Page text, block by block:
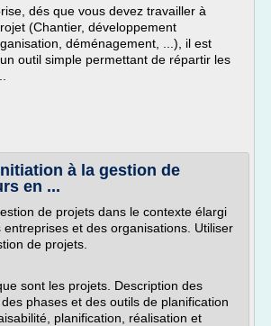
dés que vous devez travailler à
(Chantier, développement
déménagement, ...), il est
outil simple permettant de répartir les
à la gestion de
en ...
de projets dans le contexte élargi
et des organisations. Utiliser
de projets.
sont les projets. Description des
phases et des outils de planification
planification, réalisation et